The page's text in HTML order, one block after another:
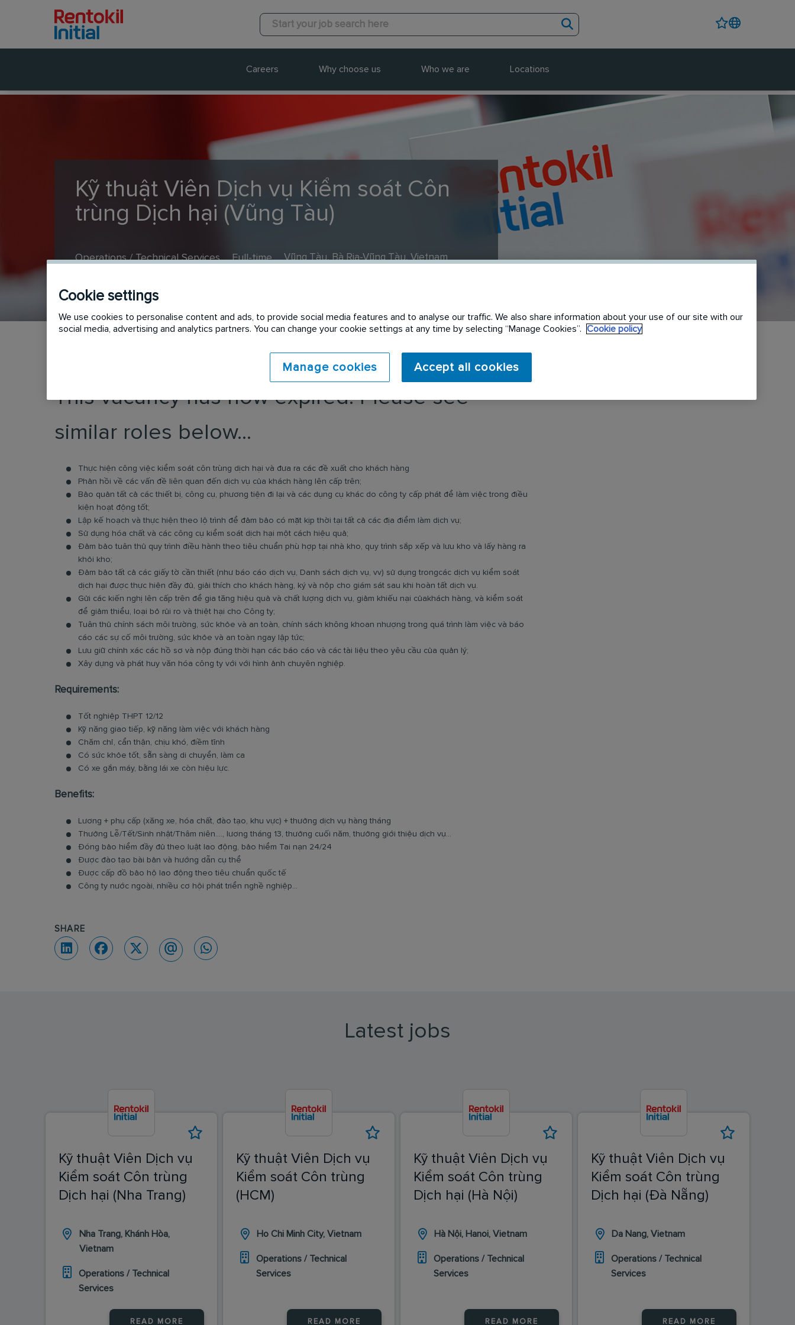
Careers Why choose us Who we are Locations
Kỹ thuật Viên Dịch vụ Kiểm soát Côn
trùng Dịch hại (Vũng Tàu)
Operations / Technical Services Full-time Vũng Tàu, Bà Rịa-Vũng Tàu, Vietnam
This vacancy has now expired. Please see
similar roles below...
Thực hiện công việc kiểm soát côn trùng dịch hại và đưa ra các đề xuất cho khách hàng
Phản hồi về các vấn đề liên quan đến dịch vụ của khách hàng lên cấp trên;
Bảo quản tất cả các thiết bị, công cụ, phương tiện đi lại và các dụng cụ khác do công ty cấp phát để làm việc trong điều
kiện hoạt động tốt;
Lập kế hoạch và thực hiện theo lộ trình để đảm bảo có mặt kịp thời tại tất cả các địa điểm làm dịch vụ;
Sử dụng hóa chất và các công cụ kiểm soát dịch hại một cách hiệu quả;
Đảm bảo tuân thủ quy trình điều hành theo tiêu chuẩn phù hợp tại nhà kho, quy trình sắp xếp và lưu kho và lấy hàng ra
khỏi kho;
Đảm bảo tất cả các giấy tờ cần thiết (như báo cáo dịch vụ, Danh sách dịch vụ, vv) sử dụng trongcác dịch vụ kiểm soát
dịch hại được thực hiện đầy đủ, giải thích cho khách hàng, ký và nộp cho giám sát sau khi hoàn tất dịch vụ.
Gửi các kiến nghị lên cấp trên để gia tăng hiệu quả và chất lượng dịch vụ, giảm khiếu nại củakhách hàng, và kiểm soát
để giảm thiểu, loại bỏ rủi ro và thiệt hại cho Công ty;
Tuân thủ chính sách môi trường, sức khỏe và an toàn, chính sách không khoan nhượng trong quá trình làm việc và báo
cáo các sự cố môi trường, sức khỏe và an toàn ngay lập tức;
Lưu giữ chính xác các hồ sơ và nộp đúng thời hạn các báo cáo và các tài liệu theo yêu cầu của quản lý;
Xây dựng và phát huy văn hóa công ty với với hình ảnh chuyên nghiệp.
Requirements:
Tốt nghiệp THPT 12/12
Kỹ năng giao tiếp, kỹ năng làm việc với khách hàng
Chăm chỉ, cẩn thận, chịu khó, điềm tĩnh
Có sức khỏe tốt, sẵn sàng di chuyển, làm ca
Có xe gắn máy, bằng lái xe còn hiệu lực.
Benefits:
Lương + phụ cấp (xăng xe, hóa chất, đào tạo, khu vực) + thưởng dịch vụ hàng tháng
Thưởng Lễ/Tết/Sinh nhật/Thâm niên...., lương tháng 13, thưởng cuối năm, thưởng giới thiệu dịch vụ...
Đóng bảo hiểm đầy đủ theo luật lao động, bảo hiểm Tai nạn 24/24
Được đào tạo bài bản và hướng dẫn cụ thể
Được cấp đồ bảo hộ lao động theo tiêu chuẩn quốc tế
Công ty nước ngoài, nhiều cơ hội phát triển nghề nghiệp...
SHARE
Latest jobs
Kỹ thuật Viên Dịch vụ
Kiểm soát Côn trùng
Dịch hại (Nha Trang)
Nha Trang, Khánh Hòa,
Vietnam
Operations / Technical
Services
READ MORE
Kỹ thuật Viên Dịch vụ
Kiểm soát Côn trùng
(HCM)
Ho Chi Minh City, Vietnam
Operations / Technical
Services
READ MORE
Kỹ thuật Viên Dịch vụ
Kiểm soát Côn trùng
Dịch hại (Hà Nội)
Hà Nội, Hanoi, Vietnam
Operations / Technical
Services
READ MORE
Kỹ thuật Viên Dịch vụ
Kiểm soát Côn trùng
Dịch hại (Đà Nẵng)
Da Nang, Vietnam
Operations / Technical
Services
READ MORE
Cookie settings
We use cookies to personalise content and ads, to provide social media features and to analyse our traffic. We also share information about your use of our site with our
social media, advertising and analytics partners. You can change your cookie settings at any time by selecting “Manage Cookies”.
Cookie policy
Manage cookies Accept all cookies